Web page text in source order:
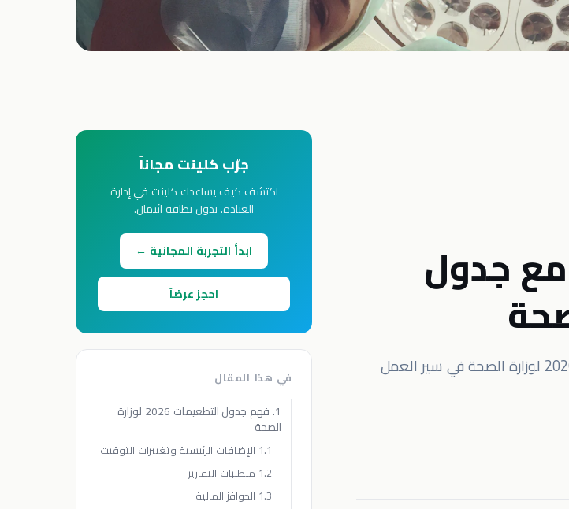
مع جدول
دليل خطوة بخطوة للعيادات الخاصة في مصر لتطبيق تقويم التطعيمات 2026 لوزارة الصحة في سير العمل
جرّب كلينت مجاناً
اكتشف كيف يساعدك كلينت في إدارة
العيادة. بدون بطاقة ائتمان.
ابدأ التجربة المجانية ←
احجز عرضاً
في هذا المقال
1. فهم جدول التطعيمات 2026 لوزارة
الصحة
1.1 الإضافات الرئيسية وتغييرات التوقيت
1.2 متطلبات التقارير
1.3 الحوافز المالية